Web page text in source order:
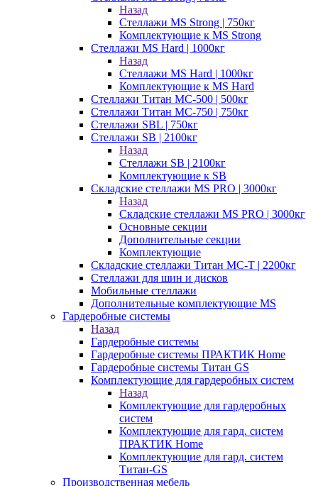
Назад
Стеллажи MS Strong | 750кг
Комплектующие к MS Strong
Стеллажи MS Hard | 1000кг
Назад
Стеллажи MS Hard | 1000кг
Комплектующие к MS Hard
Стеллажи Титан МС-500 | 500кг
Стеллажи Титан МС-750 | 750кг
Стеллажи SBL | 750кг
Стеллажи SB | 2100кг
Назад
Стеллажи SB | 2100кг
Комплектующие к SB
Складские стеллажи MS PRO | 3000кг
Назад
Складские стеллажи MS PRO | 3000кг
Основные секции
Дополнительные секции
Комплектующие
Складские стеллажи Титан МС-Т | 2200кг
Стеллажи для шин и дисков
Мобильные стеллажи
Дополнительные комплектующие MS
Гардеробные системы
Назад
Гардеробные системы
Гардеробные системы ПРАКТИК Home
Гардеробные системы Титан GS
Комплектующие для гардеробных систем
Назад
Комплектующие для гардеробных
систем
Комплектующие для гард. систем
ПРАКТИК Home
Комплектующие для гард. систем
Титан-GS
Производственная мебель